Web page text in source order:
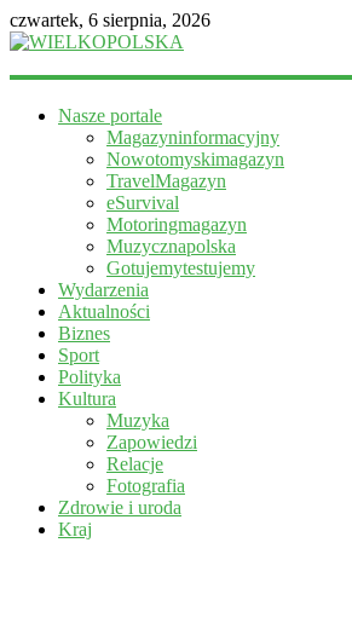
czwartek, 6 sierpnia, 2026
WIELKOPOLSKA
informacyjny
Nasze portale
Magazyninformacyjny
Nowotomyskimagazyn
TravelMagazyn
eSurvival
Motoringmagazyn
Muzycznapolska
Gotujemytestujemy
Wydarzenia
Aktualności
Biznes
Sport
Polityka
Kultura
Muzyka
Zapowiedzi
Relacje
Fotografia
Zdrowie i uroda
Kraj